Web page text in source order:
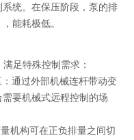
统。在保压阶段，泵的排
能耗极低。
足特殊控制需求：
通过外部机械连杆带动变
要机械式远程控制的场
机构可在正负排量之间切